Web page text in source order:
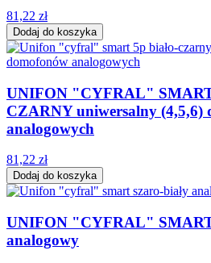
81,22 zł
Dodaj do koszyka
UNIFON "CYFRAL"
CZARNY uniwersalny (4,5,6)
analogowych
81,22 zł
Dodaj do koszyka
UNIFON "CYFRAL"
analogowy